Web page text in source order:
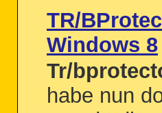
TR/
Windows 8
Tr/
habe nun